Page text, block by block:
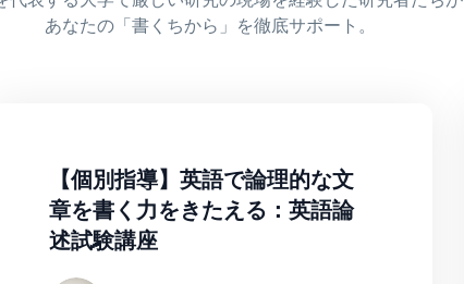
あなたの「書くちから」を徹底サポート。
【個別指導】英語で論理的な文
章を書く力をきたえる：英語論
述試験講座